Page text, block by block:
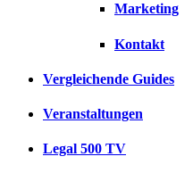
Marketing
Kontakt
Vergleichende Guides
Veranstaltungen
Legal 500 TV